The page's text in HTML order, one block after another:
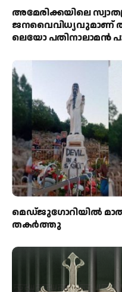
അമേരിക്കയിലെ
ജനവൈവിധ്യവുമാണ്
ലെയോ പതിനാലാമൻ
മെഡ്‌ജുഗോറിയിൽ
തകർത്തു